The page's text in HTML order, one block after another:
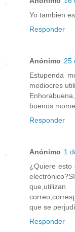
Yo tambien
Responder
Anónimo 25
Estupenda
mediocres
buenos
Responder
Anónimo 1
¿Quiere esto
que se
Responder